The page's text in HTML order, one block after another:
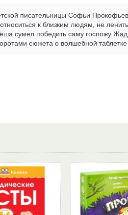
писательницы Софьи
к близким людям, не
сумел победить саму госпожу
сюжета о волшебной таблетке